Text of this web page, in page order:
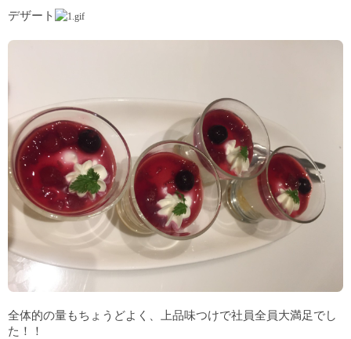
デザート
全体的の量もちょうどよく、上品味つけで社員全員大満足でし
た！！